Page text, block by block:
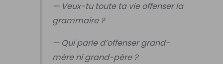
— Veux-tu toute ta vie offenser la
grammaire ?
— Qui parle d’offenser grand-
mère ni grand-père ?